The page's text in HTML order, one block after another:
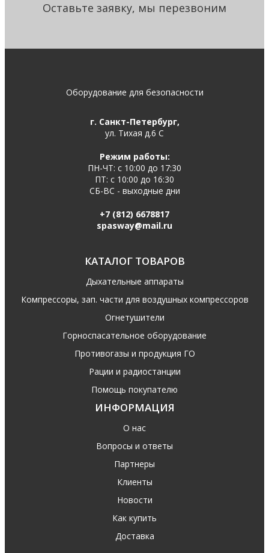
Оставьте заявку, мы перезвоним
Оборудование для безопасности
г. Санкт-Петербург,
ул. Тихая д.6 С
Режим работы:
ПН-ЧТ: с 10:00 до 17:30
ПТ: с 10:00 до 16:30
СБ-ВС - выходные дни
+7 (812) 6678817
spasway@mail.ru
КАТАЛОГ ТОВАРОВ
Дыхательные аппараты
Компрессоры, зап. части для воздушных компрессоров
Огнетушители
Горноспасательное оборудование
Противогазы и продукция ГО
Рации и радиостанции
Помощь покупателю
ИНФОРМАЦИЯ
О нас
Вопросы и ответы
Партнеры
Клиенты
Новости
Как купить
Доставка